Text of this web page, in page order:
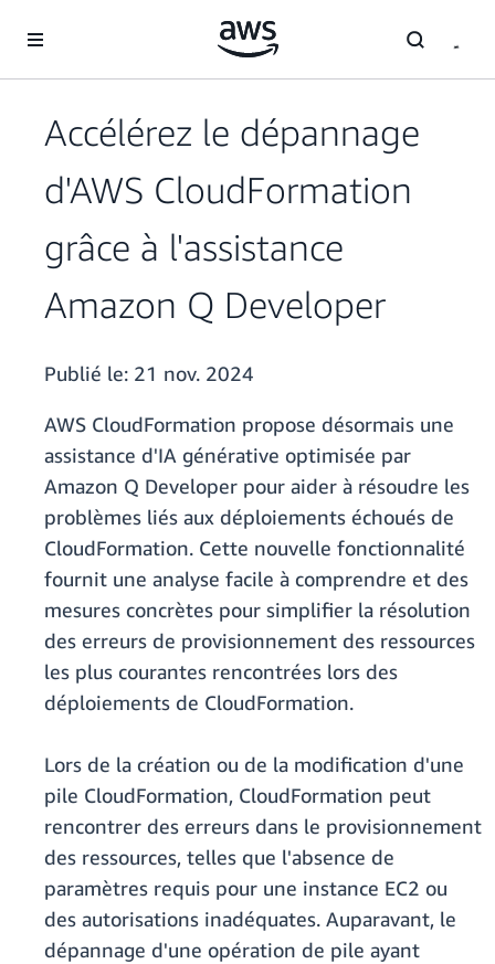
Accélérez le dépannage
d'AWS CloudFormation
grâce à l'assistance
Amazon Q Developer
Publié le: 21 nov. 2024
AWS CloudFormation propose désormais une
assistance d'IA générative optimisée par
Amazon Q Developer pour aider à résoudre les
problèmes liés aux déploiements échoués de
CloudFormation. Cette nouvelle fonctionnalité
fournit une analyse facile à comprendre et des
mesures concrètes pour simplifier la résolution
des erreurs de provisionnement des ressources
les plus courantes rencontrées lors des
déploiements de CloudFormation.
Lors de la création ou de la modification d'une
pile CloudFormation, CloudFormation peut
rencontrer des erreurs dans le provisionnement
des ressources, telles que l'absence de
paramètres requis pour une instance EC2 ou
des autorisations inadéquates. Auparavant, le
dépannage d'une opération de pile ayant